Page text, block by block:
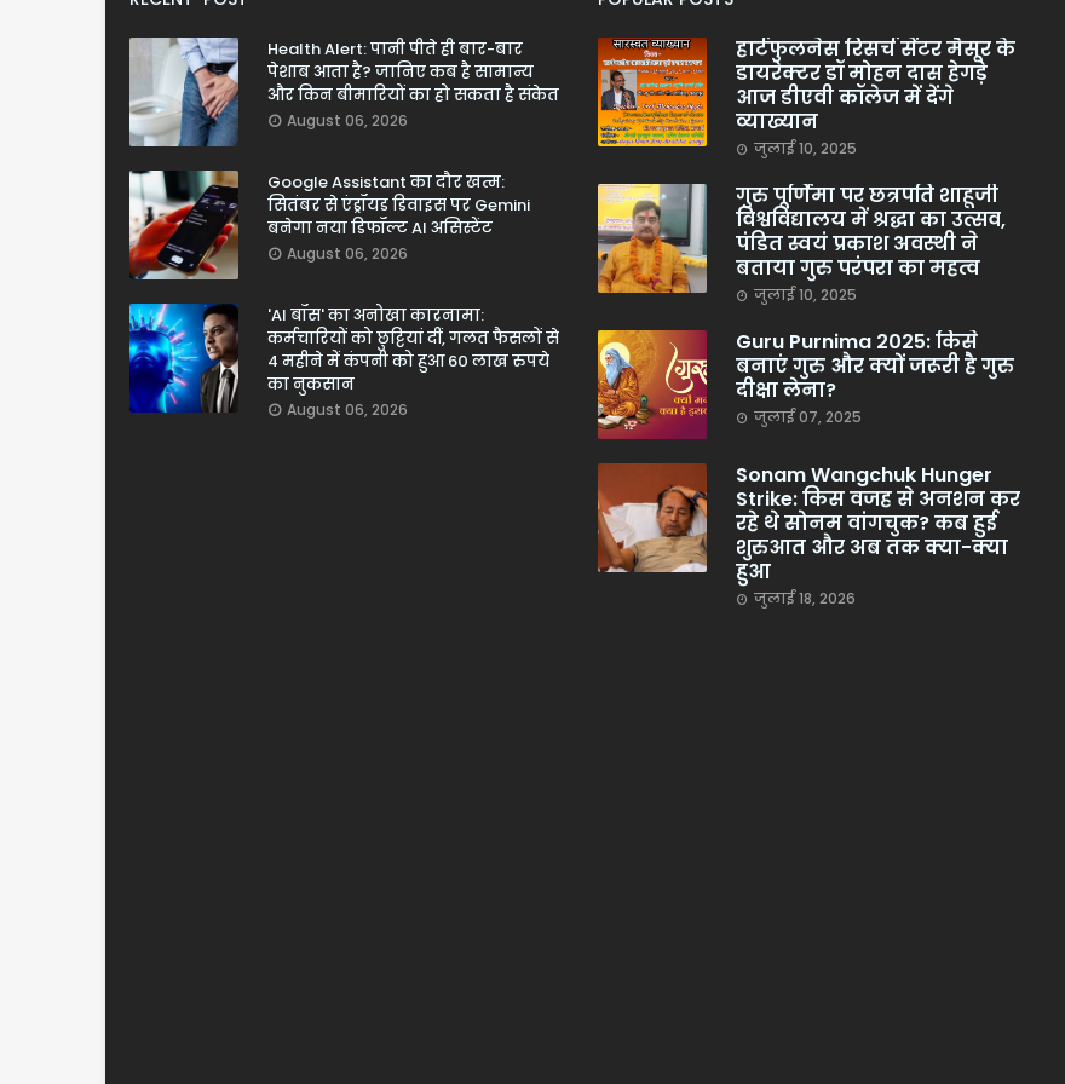
Health Alert: पानी पीते ही बार-बार
पेशाब आता है? जानिए कब है सामान्य
और किन बीमारियों का हो सकता है संकेत
August 06, 2026
Google Assistant का दौर खत्म:
सितंबर से एंड्रॉयड डिवाइस पर Gemini
बनेगा नया डिफॉल्ट AI असिस्टेंट
August 06, 2026
'AI बॉस' का अनोखा कारनामा:
कर्मचारियों को छुट्टियां दीं, गलत फैसलों से
4 महीने में कंपनी को हुआ 60 लाख रुपये
का नुकसान
August 06, 2026
हार्टफुलनेस रिसर्च सेंटर मैसूर के
डायरेक्टर डॉ मोहन दास हेगड़े
आज डीएवी कॉलेज में देंगे
व्याख्यान
जुलाई 10, 2025
गुरु पूर्णिमा पर छत्रपति शाहूजी
विश्वविद्यालय में श्रद्धा का उत्सव,
पंडित स्वयं प्रकाश अवस्थी ने
बताया गुरु परंपरा का महत्व
जुलाई 10, 2025
Guru Purnima 2025: किसे
बनाएं गुरु और क्यों जरूरी है गुरु
दीक्षा लेना?
जुलाई 07, 2025
Sonam Wangchuk Hunger
Strike: किस वजह से अनशन कर
रहे थे सोनम वांगचुक? कब हुई
शुरुआत और अब तक क्या-क्या
हुआ
जुलाई 18, 2026